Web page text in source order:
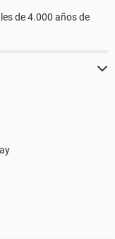
de 4.000 años de